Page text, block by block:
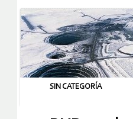
SIN CATEGORÍA